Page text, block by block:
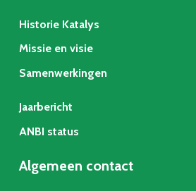
Historie Katalys
Missie en visie
Samenwerkingen
Jaarbericht
ANBI status
Algemeen contact